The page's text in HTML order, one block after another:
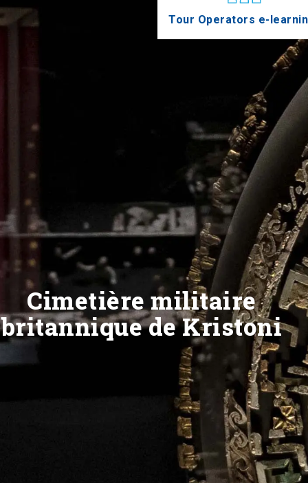
Tour Operators e-
Cimetière militaire
britannique de Kristoni